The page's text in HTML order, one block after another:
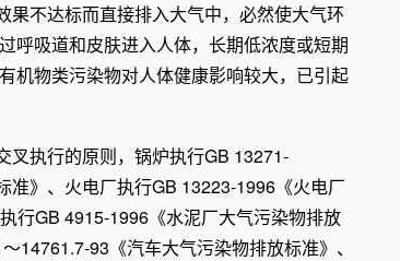
不达标而直接排入大气中，必然使大气环
呼吸道和皮肤进入人体，长期低浓度或短期
机物类污染物对人体健康影响较大，已引起
叉执行的原则，锅炉执行GB 13271-
》、火电厂执行GB 13223-1996《火电厂
行GB 4915-1996《水泥厂大气污染物排放
14761.7-93《汽车大气污染物排放标准》、